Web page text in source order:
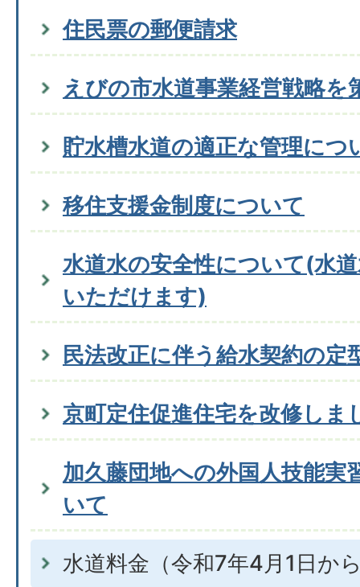
住民票の郵便請求
えびの市水道事業経営戦略を
貯水槽水道の適正な管理につ
移住支援金制度について
水道水の安全性について(水
いただけます)
民法改正に伴う給水契約の定
京町定住促進住宅を改修しま
加久藤団地への外国人技能実
いて
水道料金（令和7年4月1日か